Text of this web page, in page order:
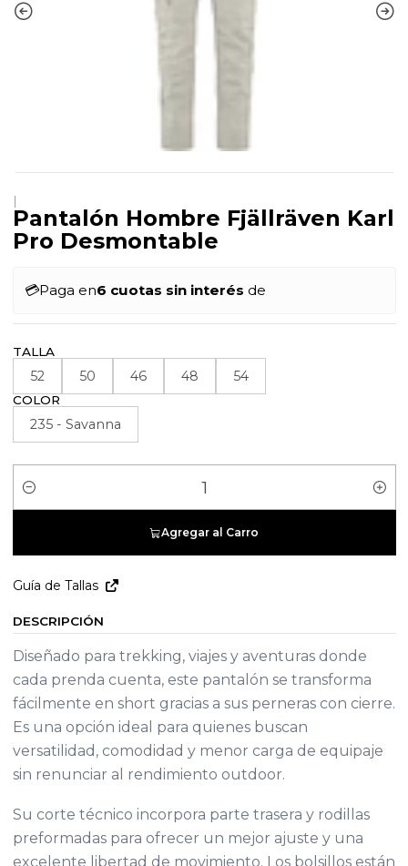
|
Pantalón Hombre Fjällräven Karl
Pro Desmontable
💳Paga en6 cuotas sin interés de
TALLA
52 50 46 48 54
COLOR
235 - Savanna
Cantidad
Agregar al Carro
Guía de Tallas
DESCRIPCIÓN
Diseñado para trekking, viajes y aventuras donde
cada prenda cuenta, este pantalón se transforma
fácilmente en short gracias a sus perneras con cierre.
Es una opción ideal para quienes buscan
versatilidad, comodidad y menor carga de equipaje
sin renunciar al rendimiento outdoor.
Su corte técnico incorpora parte trasera y rodillas
preformadas para ofrecer un mejor ajuste y una
excelente libertad de movimiento. Los bolsillos están